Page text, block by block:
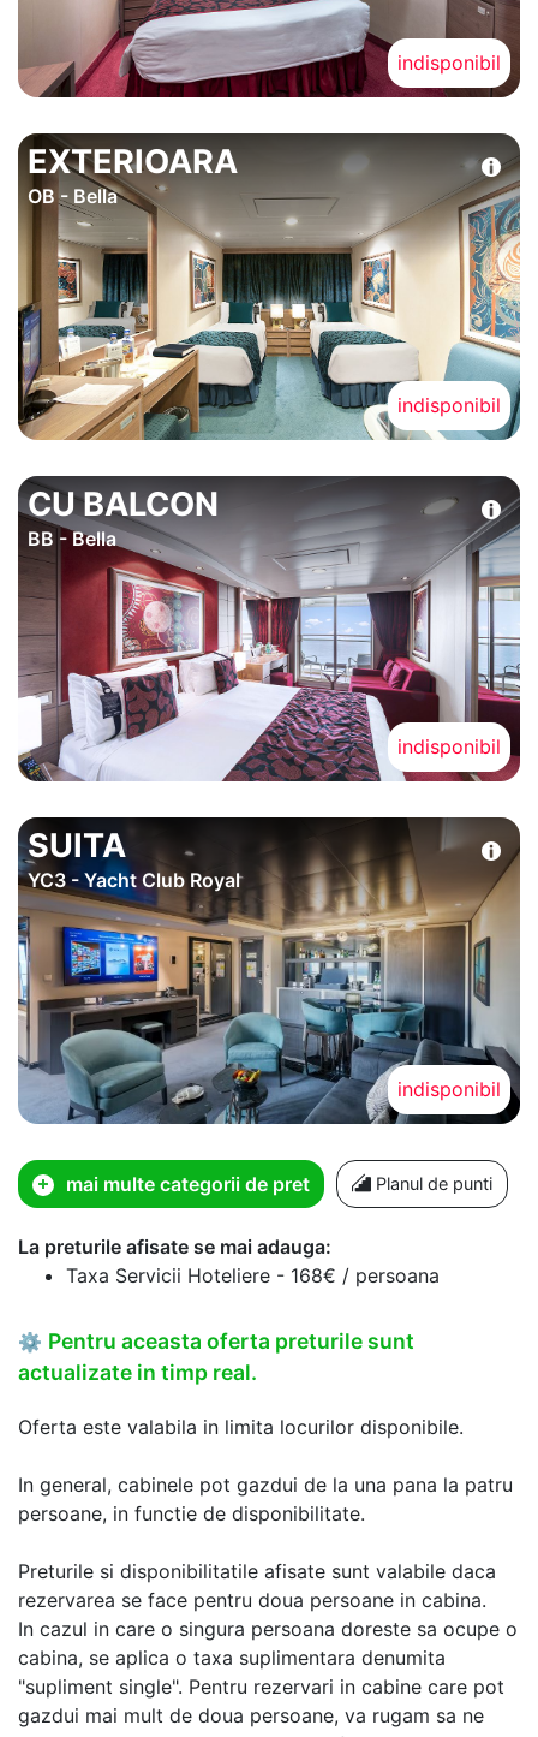
indisponibil
EXTERIOARA
OB - Bella
indisponibil
CU BALCON
BB - Bella
indisponibil
SUITA
YC3 - Yacht Club Royal
indisponibil
mai multe categorii de pret Planul de punti
La preturile afisate se mai adauga:
Taxa Servicii Hoteliere - 168€ / persoana
⚙ Pentru aceasta oferta preturile sunt
actualizate in timp real.
Oferta este valabila in limita locurilor disponibile.
In general, cabinele pot gazdui de la una pana la patru
persoane, in functie de disponibilitate.
Preturile si disponibilitatile afisate sunt valabile daca
rezervarea se face pentru doua persoane in cabina.
In cazul in care o singura persoana doreste sa ocupe o
cabina, se aplica o taxa suplimentara denumita
"supliment single". Pentru rezervari in cabine care pot
gazdui mai mult de doua persoane, va rugam sa ne